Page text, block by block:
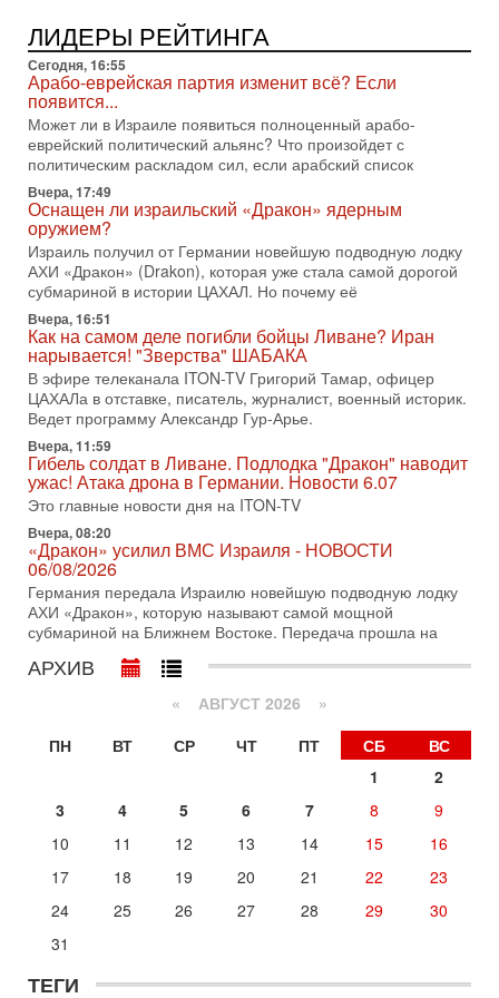
«Русский голос» Израиля: кто заберет его на этот
раз?
Голоса русскоязычных репатриантов не раз кардинально
меняли политический ландшафт Израиля. Достаточно
вспомнить взлет партии «Исраэль ба-алия», когда
31-07-2026, 17:00
Тайны закрытых дверей: о чём на самом деле
молчат Трамп и Нетаньяху?
Недавний визит премьер-министра Израиля Биньямина
Нетаньяху в США и его встреча с Дональдом Трампом
оставили больше вопросов, чем ответов. Полная
31-07-2026, 15:18
Иран готовит покушение на Нетаниягу! Трамп не
хочет эскалации, но КСИР готовит взрыв!
В эфире телеканала ITON-TV СЕРГЕЙ МИГДАЛЬ, эксперт
по вопросам безопасности, офицер запаса
Международного управления полиции Израиля, автор
31-07-2026, 09:02
Битва за разоружение ХАМАСа - НОВОСТИ
31/07/2026
Сегодня президент США Дональд Трамп заявил о
достижении исторического соглашения о полном
разоружении ХАМАСа и других вооруженных группировок в
30-07-2026, 17:59
Иран доведет Трампа до крайних мер? Разбор и
оценка от военного обозревателя Давида Шарпа
Ситуация вокруг противостояния Ирана и США накаляется
с каждым днем. Почему Трамп в самый последний момент
отменил решение о нанесении тяжелых ударов
30-07-2026, 16:54
Покупатель авиакомпании «Аркия» намерен
запретить полеты по субботам!
Вокруг возможной продажи авиакомпании «Аркия»
разгорается громкий конфликт.
Президент США Дональд Трамп сегодня рассматривает
возможность масштабной военной операции против Ирана
Сегодня, 16:55
Арабо-еврейская партия изменит всё? Если
Может ли в Израиле появиться полноценный арабо-
политическим раскладом сил, если арабский список
ЛИДЕРЫ РЕЙТИНГА
Сегодня, 16:55
Арабо-еврейская партия изменит всё? Если
появится...
Может ли в Израиле появиться полноценный арабо-
еврейский политический альянс? Что произойдет с
политическим раскладом сил, если арабский список
Вчера, 17:49
Оснащен ли израильский «Дракон» ядерным
оружием?
Израиль получил от Германии новейшую подводную лодку
АХИ «Дракон» (Drakon), которая уже стала самой дорогой
субмариной в истории ЦАХАЛ. Но почему её
Вчера, 16:51
Как на самом деле погибли бойцы Ливане? Иран
нарывается! "Зверства" ШАБАКА
В эфире телеканала ITON-TV Григорий Тамар, офицер
ЦАХАЛа в отставке, писатель, журналист, военный историк.
Ведет программу Александр Гур-Арье.
Вчера, 11:59
Гибель солдат в Ливане. Подлодка "Дракон" наводит
ужас! Атака дрона в Германии. Новости 6.07
Это главные новости дня на ITON-TV
Вчера, 08:20
«Дракон» усилил ВМС Израиля - НОВОСТИ
06/08/2026
Германия передала Израилю новейшую подводную лодку
АХИ «Дракон», которую называют самой мощной
субмариной на Ближнем Востоке. Передача прошла на
АРХИВ
« АВГУСТ 2026 »
ПН
ВТ СР ЧТ ПТ СБ
ВС
1
2
3
4 5 6 7 8
9
10
11 12 13 14 15
16
17
18 19 20 21 22
23
24
25 26 27 28 29
30
31
ТЕГИ